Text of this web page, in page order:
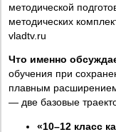
методической
методических
vladtv.ru
Что именно
обучения при
плавным
— две базовые
«10–12 класс